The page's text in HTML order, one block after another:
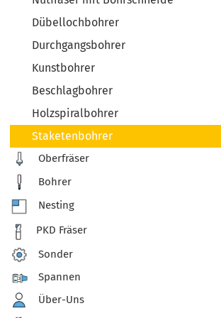
Dübellochbohrer
Durchgangsbohrer
Kunstbohrer
Beschlagbohrer
Holzspiralbohrer
Staketenbohrer
Oberfräser
Bohrer
Nesting
PKD Fräser
Sonder
Spannen
Über-Uns